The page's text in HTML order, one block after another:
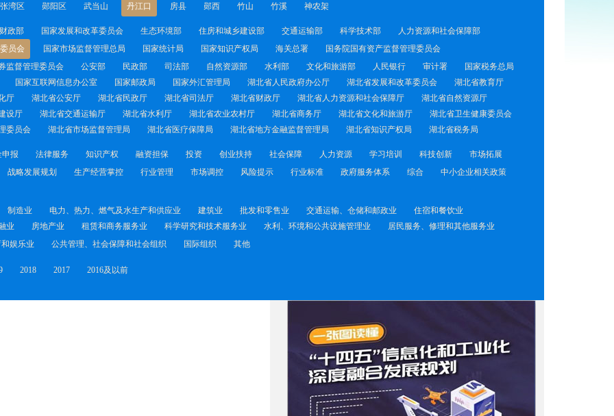
张湾区 郧阳区 武当山 丹江口 房县 郧西 竹山 竹溪 神农架
财政部 国家发展和改革委员会 生态环境部 住房和城乡建设部 交通运输部 科学技术部
人力资源和社会保障部
员会 国家市场监督管理总局 国家统计局 国家知识产权局 海关总署
国务院国有资产监督管理委员会
监督管理委员会 公安部 民政部 司法部 自然资源部 水利部 文化和旅游部 人民银行 审计署
国家税务总局
国家互联网信息办公室 国家邮政局 国家外汇管理局 湖北省人民政府办公厅 湖北省发展和改革委员会
湖北省教育厅
厅 湖北省公安厅 湖北省民政厅 湖北省司法厅 湖北省财政厅 湖北省人力资源和社会保障厅
湖北省自然资源厅
设厅 湖北省交通运输厅 湖北省水利厅 湖北省农业农村厅 湖北省商务厅 湖北省文化和旅游厅
湖北省卫生健康委员会
委员会 湖北省市场监督管理局 湖北省医疗保障局 湖北省地方金融监督管理局 湖北省知识产权局 湖北省税务局
申报 法律服务 知识产权 融资担保 投资 创业扶持 社会保障 人力资源 学习培训 科技创新
市场拓展
战略发展规划 生产经营掌控 行业管理 市场调控 风险提示 行业标准 政府服务体系 综合
中小企业相关政策
制造业 电力、热力、燃气及水生产和供应业 建筑业 批发和零售业 交通运输、仓储和邮政业
住宿和餐饮业
业 房地产业 租赁和商务服务业 科学研究和技术服务业 水利、环境和公共设施管理业
居民服务、修理和其他服务业
娱乐业 公共管理、社会保障和社会组织 国际组织 其他
2018 2017 2016及以前